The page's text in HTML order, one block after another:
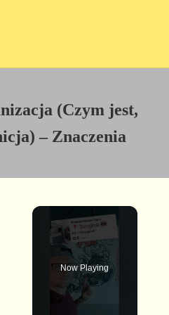
(Czym jest,
– Znaczenia
Now Playing